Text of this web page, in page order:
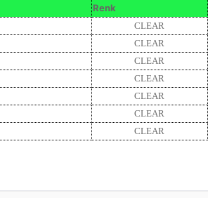
Renk
CLEAR
CLEAR
CLEAR
CLEAR
CLEAR
CLEAR
CLEAR